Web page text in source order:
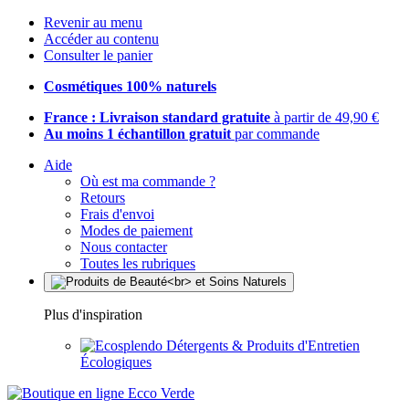
Revenir au menu
Accéder au contenu
Consulter le panier
Cosmétiques 100% naturels
France : Livraison standard gratuite à partir de 49,90 €
Au moins 1 échantillon gratuit par commande
Aide
Où est ma commande ?
Retours
Frais d'envoi
Modes de paiement
Nous contacter
Toutes les rubriques
Plus d'inspiration
Détergents & Produits d'Entretien
Écologiques